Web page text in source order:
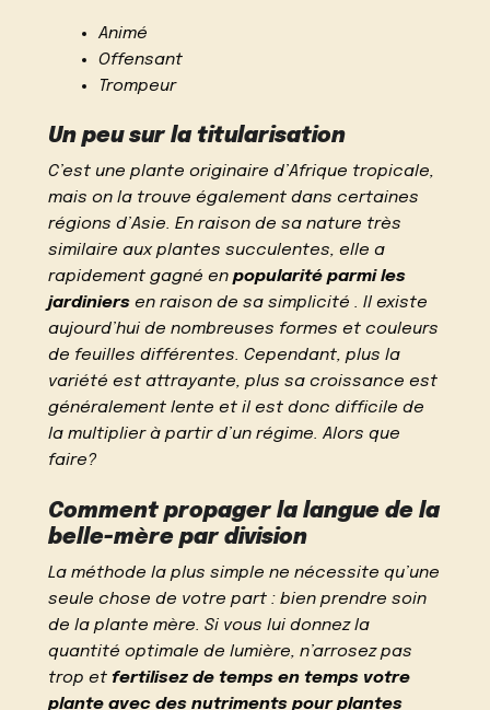
Animé
Offensant
Trompeur
Un peu sur la titularisation
C’est une plante originaire d’Afrique tropicale,
mais on la trouve également dans certaines
régions d’Asie. En raison de sa nature très
similaire aux plantes succulentes, elle a
rapidement gagné enpopularité parmi les
jardiniers en raison de sa simplicité . Il existe
aujourd’hui de nombreuses formes et couleurs
de feuilles différentes. Cependant, plus la
variété est attrayante, plus sa croissance est
généralement lente et il est donc difficile de
la multiplier à partir d’un régime. Alors que
faire?
Comment propager la langue de la
belle-mère par division
La méthode la plus simple ne nécessite qu’une
seule chose de votre part : bien prendre soin
de la plante mère. Si vous lui donnez la
quantité optimale de lumière, n’arrosez pas
trop etfertilisez de temps en temps votre
plante avec des nutriments pour plantes